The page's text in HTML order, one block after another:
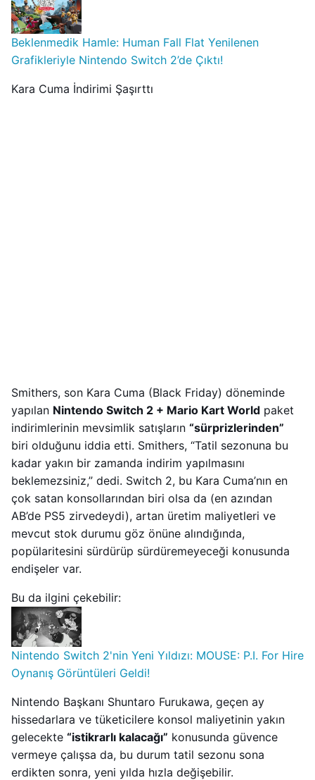
Beklenmedik Hamle: Human Fall Flat Yenilenen
Grafikleriyle Nintendo Switch 2’de Çıktı!
Kara Cuma İndirimi Şaşırttı
Smithers, son Kara Cuma (Black Friday) döneminde
yapılan Nintendo Switch 2 + Mario Kart World paket
indirimlerinin mevsimlik satışların “sürprizlerinden”
biri olduğunu iddia etti. Smithers, “Tatil sezonuna bu
kadar yakın bir zamanda indirim yapılmasını
beklemezsiniz,” dedi. Switch 2, bu Kara Cuma’nın en
çok satan konsollarından biri olsa da (en azından
AB’de PS5 zirvedeydi), artan üretim maliyetleri ve
mevcut stok durumu göz önüne alındığında,
popülaritesini sürdürüp sürdüremeyeceği konusunda
endişeler var.
Bu da ilgini çekebilir:
Nintendo Switch 2'nin Yeni Yıldızı: MOUSE: P.I. For Hire
Oynanış Görüntüleri Geldi!
Nintendo Başkanı Shuntaro Furukawa, geçen ay
hissedarlara ve tüketicilere konsol maliyetinin yakın
gelecekte “istikrarlı kalacağı” konusunda güvence
vermeye çalışsa da, bu durum tatil sezonu sona
erdikten sonra, yeni yılda hızla değişebilir.